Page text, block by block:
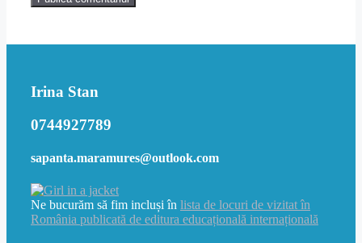
Irina Stan
0744927789
sapanta.maramures@outlook.com
Ne bucurăm să fim incluși în lista de locuri de vizitat în
România publicată de editura educațională internațională